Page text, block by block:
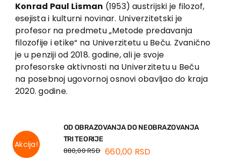
In preparation
Sale
Authors
News
EU PROJECTS
Contact
Konrad Paul Lisman (1953) austrijski je filozof,
esejista i kulturni novinar. Univerzitetski je
profesor na predmetu „Metode predavanja
filozofije i etike“ na Univerzitetu u Beču. Zvanično
je u penziji od 2018. godine, ali je svoje
profesorske aktivnosti na Univerzitetu u Beču
na posebnoj ugovornoj osnovi obavljao do kraja
2020. godine.
Akcija!
OD OBRAZOVANJA DO NEOBRAZOVANJA
TRI TEORIJE
880,00RSD 660,00 RSD